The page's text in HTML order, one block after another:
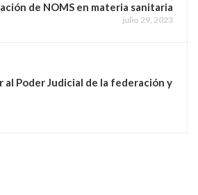
de NOMS en materia sanitaria
julio 29, 2023
al Poder Judicial de la federación y